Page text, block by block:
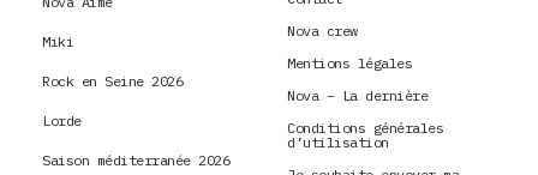
Miki
Rock en Seine 2026
Lorde
Saison méditerranée 2026
Nova crew
Mentions légales
Nova – La dernière
Conditions générales
d’utilisation